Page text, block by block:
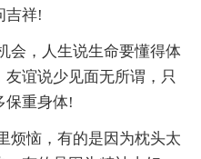
吉祥!
会，人生说生命要懂得体
谊说少见面无所谓，只
保重身体!
烦恼，有的是因为枕头太